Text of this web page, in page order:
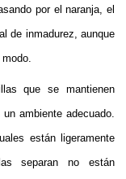
por el naranja, el
de inmadurez, aunque
que se mantienen
ambiente adecuado.
están ligeramente
separan no están